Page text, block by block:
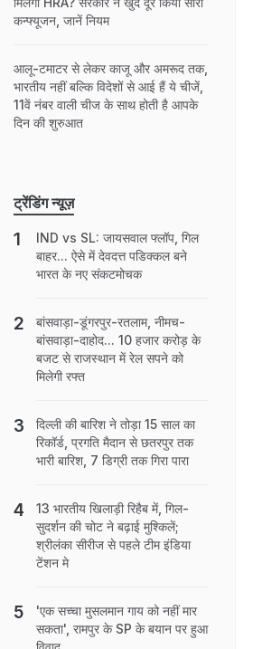
कन्फ्यूजन, जानें नियम
आलू-टमाटर से लेकर काजू और अमरूद तक,
भारतीय नहीं बल्कि विदेशों से आई हैं ये चीजें,
11वें नंबर वाली चीज के साथ होती है आपके
दिन की शुरुआत
ट्रेंडिंग न्यूज़
IND vs SL: जायसवाल फ्लॉप, गिल
बाहर... ऐसे में देवदत्त पडिक्कल बने
भारत के नए संकटमोचक
बांसवाड़ा-डूंगरपुर-रतलाम, नीमच-
बांसवाड़ा-दाहोद... 10 हजार करोड़ के
बजट से राजस्थान में रेल सपने को
मिलेगी रफ्त
दिल्ली की बारिश ने तोड़ा 15 साल का
रिकॉर्ड, प्रगति मैदान से छतरपुर तक
भारी बारिश, 7 डिग्री तक गिरा पारा
13 भारतीय खिलाड़ी रिहैब में, गिल-
सुदर्शन की चोट ने बढ़ाई मुश्किलें;
श्रीलंका सीरीज से पहले टीम इंडिया
टेंशन मे
'एक सच्चा मुसलमान गाय को नहीं मार
सकता', रामपुर के SP के बयान पर हुआ